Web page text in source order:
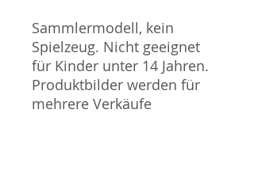
Sammlermodell, kein
Spielzeug. Nicht geeignet
für Kinder unter 14 Jahren.
Produktbilder werden für
mehrere Verkäufe